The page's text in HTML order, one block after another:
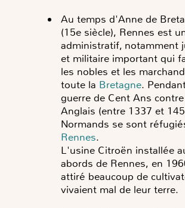
Au temps d'Anne de
(15e siècle), Rennes est
administratif, notamment
et militaire important qui
les nobles et les
toute la Bretagne.
guerre de Cent Ans
Anglais (entre 1337 et
Normands se sont
Rennes.
L'usine Citroën installée
abords de Rennes, en
attiré beaucoup de
vivaient mal de leur terre.